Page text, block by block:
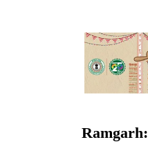
Ramgarh: